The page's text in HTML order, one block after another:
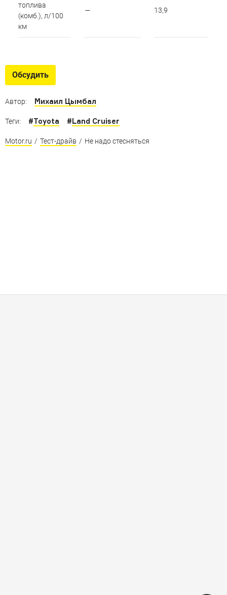
топлива
(комб.), л/100
км
— 13,9
Обсудить
Автор: Михаил Цымбал
Теги: #Toyota #Land Cruiser
Motor.ru / Тест-драйв / Не надо стесняться